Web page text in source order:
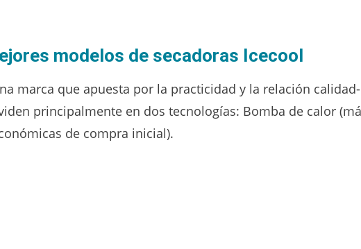
modelos de secadoras Icecool
marca que apuesta por la practicidad y la relación calidad-
principalmente en dos tecnologías: Bomba de calor
de compra inicial).